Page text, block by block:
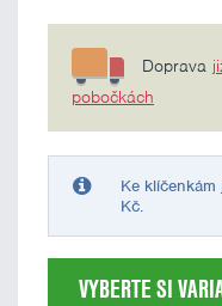
Doprava
pobočkách
Ke
Kč.
VYBERTE SI